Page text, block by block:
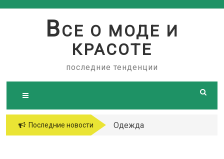
ВСЕ О МОДЕ И
КРАСОТЕ
последние тенденции
Последние новости
Одежда